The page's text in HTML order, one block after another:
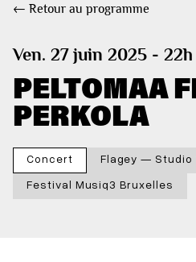
← Retour au programme
Ven. 27 juin 2025 - 22h
PELTOMAA
PERKOLA
Concert
Flagey — Studio
Festival Musiq3 Bruxelles